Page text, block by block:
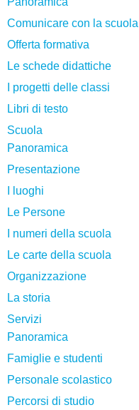
Comunicare con la scuola
Offerta formativa
Le schede didattiche
I progetti delle classi
Libri di testo
Scuola
Panoramica
Presentazione
I luoghi
Le Persone
I numeri della scuola
Le carte della scuola
Organizzazione
La storia
Servizi
Panoramica
Famiglie e studenti
Personale scolastico
Percorsi di studio